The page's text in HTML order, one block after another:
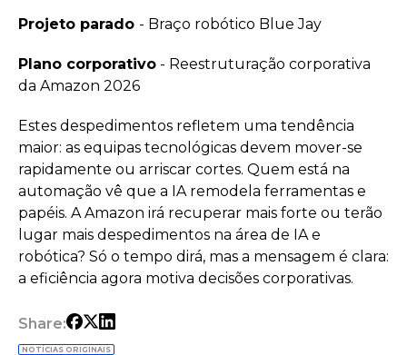
Projeto parado - Braço robótico Blue Jay
Plano corporativo - Reestruturação corporativa
da Amazon 2026
Estes despedimentos refletem uma tendência
maior: as equipas tecnológicas devem mover-se
rapidamente ou arriscar cortes. Quem está na
automação vê que a IA remodela ferramentas e
papéis. A Amazon irá recuperar mais forte ou terão
lugar mais despedimentos na área de IA e
robótica? Só o tempo dirá, mas a mensagem é clara:
a eficiência agora motiva decisões corporativas.
Share:
NOTÍCIAS ORIGINAIS